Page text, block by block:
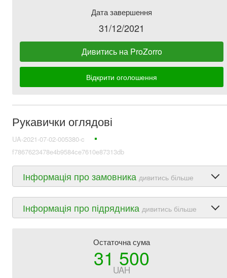
Дата завершення
31/12/2021
Дивитись на ProZorro
Відкрити оголошення
Рукавички оглядові
UA-2021-07-02-005380-c
f7867623478e4b9584ce7610e87313db
Інформація про замовника дивитись більше
Інформація про підрядника дивитись більше
Остаточна сума
31 500
UAH